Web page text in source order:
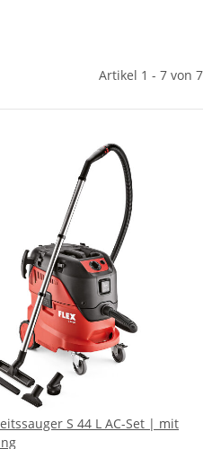
Artikel 1 - 7 von 7
S 44 L AC-Set | mit